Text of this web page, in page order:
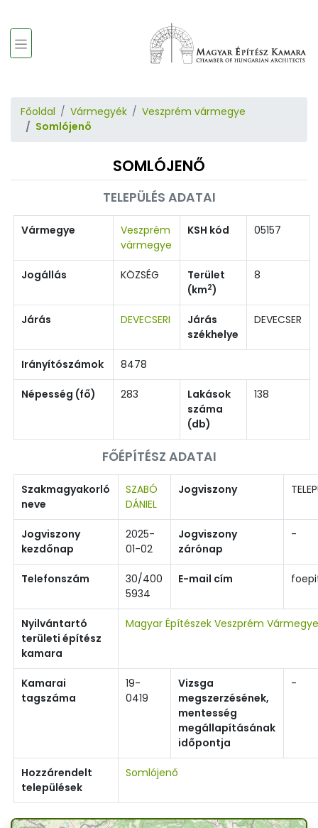
Főoldal Vármegyék
Veszprém vármegye
Somlójenő
SOMLÓJENŐ
TELEPÜLÉS ADATAI
Vármegye
Veszprém
vármegye
KSH kód 05157
Jogállás KÖZSÉG
Terület
(km2)
8
Járás DEVECSERI
Járás
székhelye
DEVECSER
Irányítószámok 8478
Népesség (fő) 283
Lakások
száma
(db)
138
FŐÉPÍTÉSZ ADATAI
Szakmagyakorló
neve
SZABÓ
DÁNIEL
Jogviszony
Jogviszony
kezdőnap
2025-
01-02
Jogviszony
zárónap
-
Telefonszám
30/400
5934
E-mail cím
Nyilvántartó
területi építész
kamara
Magyar Építészek Veszprém
Kamarai
tagszáma
19-
0419
Vizsga
megszerzésének,
mentesség
megállapításának
időpontja
-
Hozzárendelt
települések
Somlójenő